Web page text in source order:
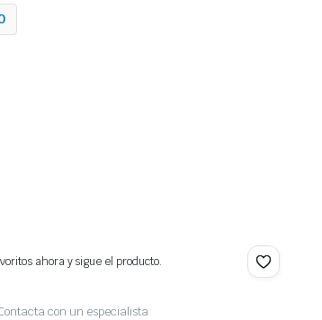
ahora y sigue el producto.
con un especialista